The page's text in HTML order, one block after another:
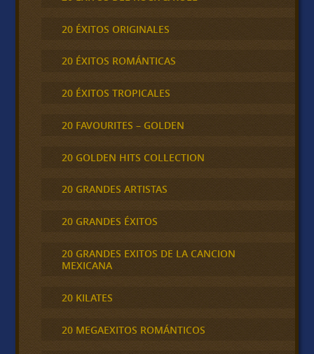
20 ÉXITOS ORIGINALES
20 ÉXITOS ROMÁNTICAS
20 ÉXITOS TROPICALES
20 FAVOURITES – GOLDEN
20 GOLDEN HITS COLLECTION
20 GRANDES ARTISTAS
20 GRANDES ÉXITOS
20 GRANDES EXITOS DE LA CANCION
MEXICANA
20 KILATES
20 MEGAEXITOS ROMÁNTICOS